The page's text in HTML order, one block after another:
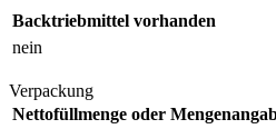
Backtriebmittel vorhanden
nein
Verpackung
Nettofüllmenge oder